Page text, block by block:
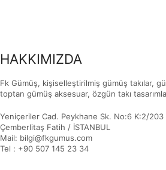
HAKKIMIZDA
Fk Gümüş, kişiselleştirilmiş gümüş takılar,
toptan gümüş aksesuar, özgün takı
Yeniçeriler Cad. Peykhane Sk. No:6 K:2/203
Çemberlitaş Fatih / İSTANBUL
Mail: bilgi@fkgumus.com
Tel : +90 507 145 23 34